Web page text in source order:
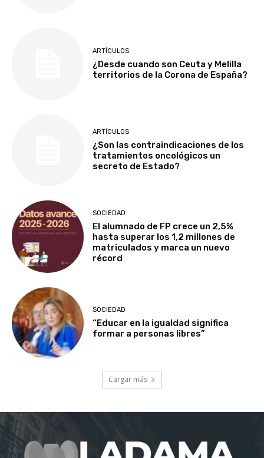
ARTÍCULOS
¿Desde cuando son Ceuta y Melilla
territorios de la Corona de España?
ARTÍCULOS
¿Son las contraindicaciones de los
tratamientos oncológicos un
secreto de Estado?
SOCIEDAD
El alumnado de FP crece un 2,5%
hasta superar los 1,2 millones de
matriculados y marca un nuevo
récord
SOCIEDAD
“Educar en la igualdad significa
formar a personas libres”
Cargar más